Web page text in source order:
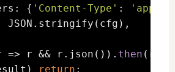
{
'Content-Type' :
JSON.stringify(cfg),
=> r && r.json()). then
return ;